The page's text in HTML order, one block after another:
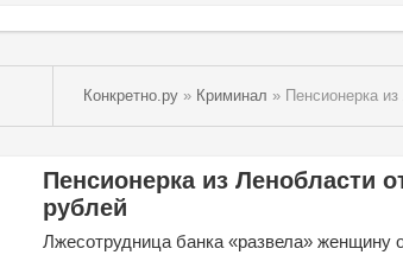
Конкретно.ру» Криминал » Пенсионерка
Пенсионерка из Ленобласти
рублей
Лжесотрудница банка «развела» женщину